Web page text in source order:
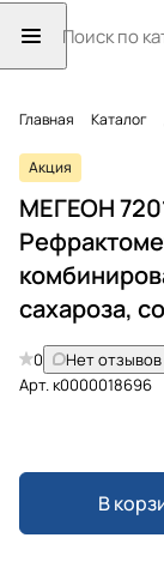
Главная Каталог
Акция
МЕГЕОН
сахароза,
0
Нет отзывов
Арт.к0000018696
В